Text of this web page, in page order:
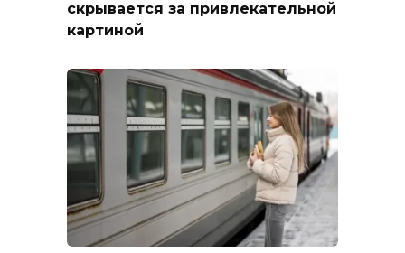
скрывается за привлекательной
картиной